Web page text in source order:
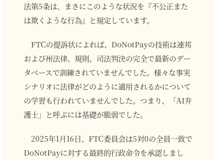
法第5条は、まさにこのような状況を『不公正また
は欺くような行為』と規定しています。
FTCの提訴状によれば、DoNotPayの技術は連邦
および州法律、規則、司法判決の完全で最新のデー
タベースで訓練されていませんでした。様々な事実
シナリオに法律がどのように適用されるかについて
の学習も行われていませんでした。つまり、「AI弁
護士」と呼ぶには基礎が脆弱でした。
2025年1月16日、FTC委員会は5対0の全員一致で
DoNotPayに対する最終的行政命令を承認しまし